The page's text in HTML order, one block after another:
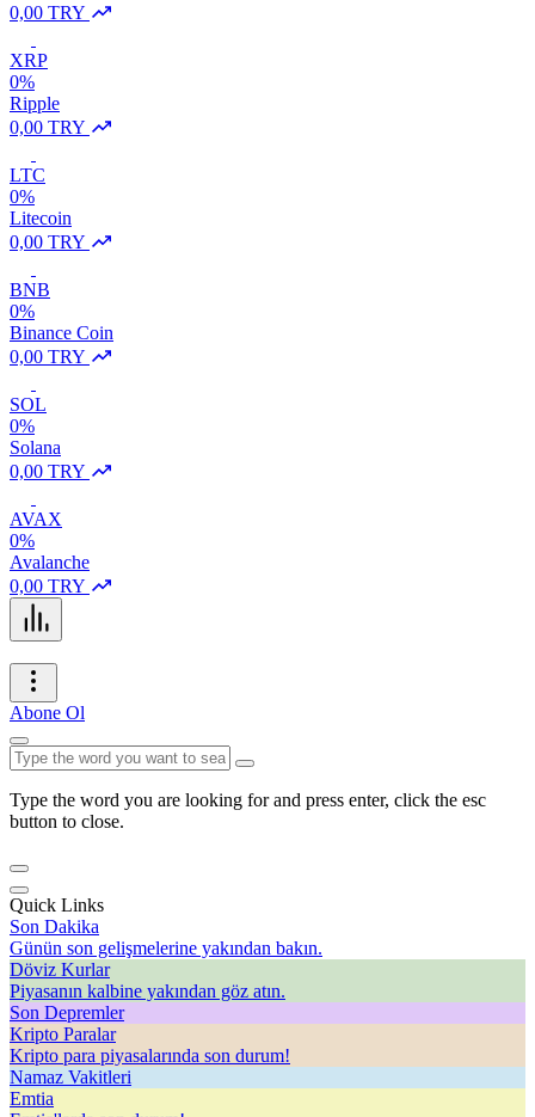
0,00 TRY
XRP
0%
Ripple
0,00 TRY
LTC
0%
Litecoin
0,00 TRY
BNB
0%
Binance Coin
0,00 TRY
SOL
0%
Solana
0,00 TRY
AVAX
0%
Avalanche
0,00 TRY
Abone Ol
Type the word you are looking for and press enter, click the esc
button to close.
Quick Links
Son Dakika
Günün son gelişmelerine yakından bakın.
Döviz Kurlar
Piyasanın kalbine yakından göz atın.
Son Depremler
Kripto Paralar
Kripto para piyasalarında son durum!
Namaz Vakitleri
Emtia